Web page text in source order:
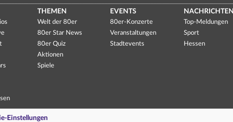
THEMEN
Welt der 80er
80er Star News
80er Quiz
Aktionen
Spiele
EVENTS
80er-Konzerte
Veranstaltungen
Stadtevents
NACHRICHTEN
Top-Meldungen
Sport
Hessen
Einstellungen